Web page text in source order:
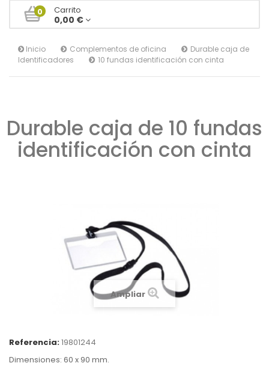
0 Carrito
0,00 €
Inicio
Complementos de oficina
Identificadores
Durable caja de
10 fundas identificación con cinta
Durable caja de 10 fundas
identificación con cinta
Ampliar
Referencia:19801244
Dimensiones: 60 x 90 mm.